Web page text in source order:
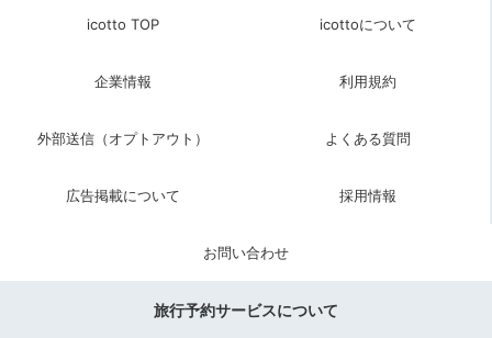
icotto TOP icottoについて
企業情報 利用規約
外部送信（オプトアウト） よくある質問
広告掲載について 採用情報
お問い合わせ
旅行予約サービスについて